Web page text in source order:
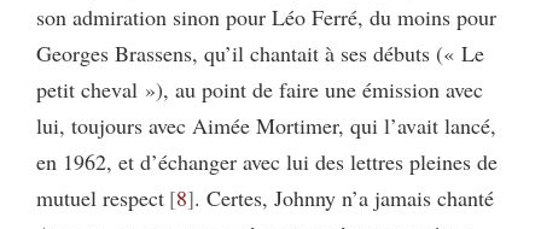
son admiration sinon pour Léo Ferré, du moins pour
Georges Brassens, qu’il chantait à ses débuts (« Le
petit cheval »), au point de faire une émission avec
lui, toujours avec Aimée Mortimer, qui l’avait lancé,
en 1962, et d’échanger avec lui des lettres pleines de
mutuel respect 8 . Certes, Johnny n’a jamais chanté